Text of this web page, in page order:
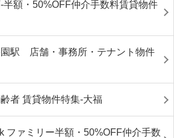
半額・50%OFF仲介手数料賃貸物件
駅 店舗・事務所・テナント物件
者 賃貸物件特集-大福
ファミリー半額・50%OFF仲介手数